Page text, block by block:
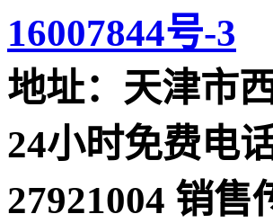
16007844号-3
地址：天津市
24小时免费电
27921004 销售